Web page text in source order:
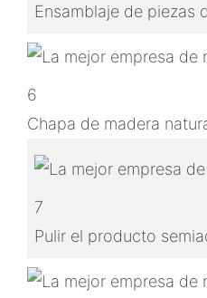
Ensamblaje de piezas
6
Chapa de madera
7
Pulir el producto